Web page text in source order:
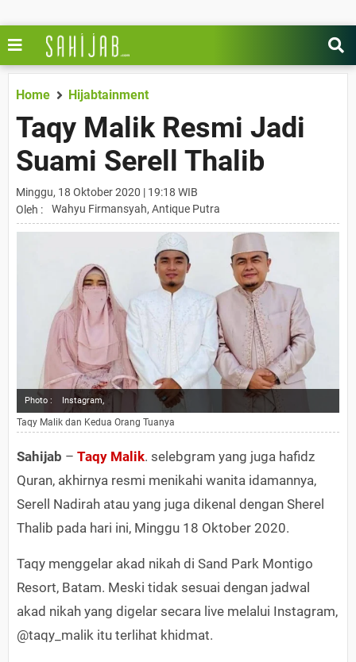
Home Hijabtainment
Taqy Malik Resmi Jadi
Suami Serell Thalib
Minggu, 18 Oktober 2020 | 19:18 WIB
Oleh :
Wahyu Firmansyah, Antique Putra
Photo : Instagram,
Taqy Malik dan Kedua Orang Tuanya
Sahijab – Taqy Malik. selebgram yang juga hafidz
Quran, akhirnya resmi menikahi wanita idamannya,
Serell Nadirah atau yang juga dikenal dengan Sherel
Thalib pada hari ini, Minggu 18 Oktober 2020.
Taqy menggelar akad nikah di Sand Park Montigo
Resort, Batam. Meski tidak sesuai dengan jadwal
akad nikah yang digelar secara live melalui Instagram,
@taqy_malik itu terlihat khidmat.